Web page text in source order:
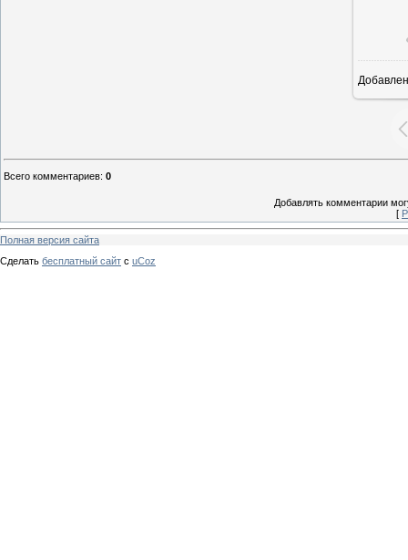
Всего комментариев: 0
Добавлять комментарии
[
Полная версия сайта
Сделать бесплатный сайт с uCoz